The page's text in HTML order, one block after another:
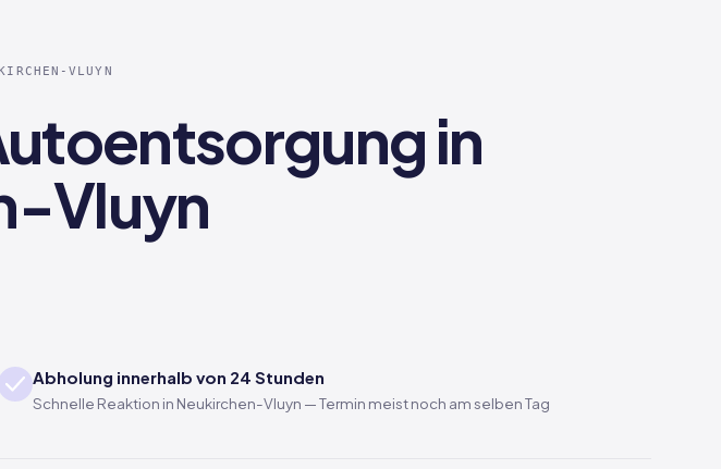
VLUYN
in
Vluyn
Abholung innerhalb von 24 Stunden
Schnelle Reaktion in Neukirchen-Vluyn — Termin meist noch am selben Tag